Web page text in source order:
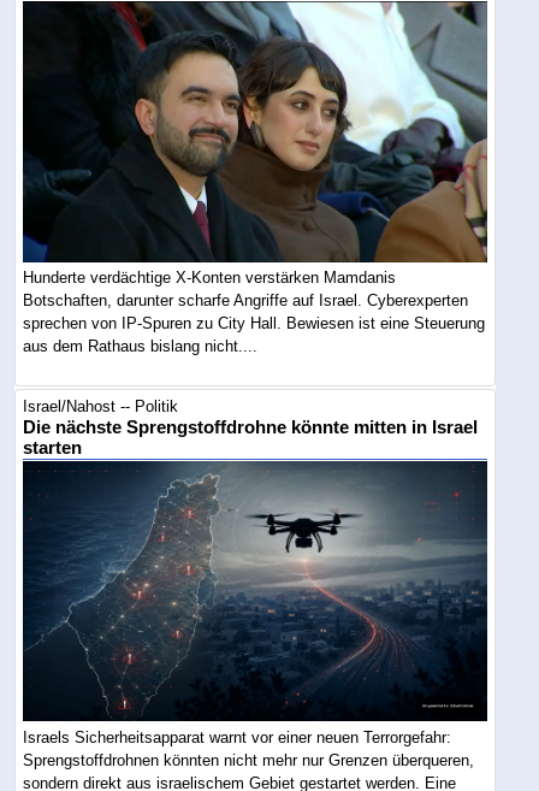
Hunderte verdächtige X-Konten verstärken Mamdanis
Botschaften, darunter scharfe Angriffe auf Israel. Cyberexperten
sprechen von IP-Spuren zu City Hall. Bewiesen ist eine Steuerung
aus dem Rathaus bislang nicht....
Israel/Nahost -- Politik
Die nächste Sprengstoffdrohne könnte mitten in Israel
starten
Israels Sicherheitsapparat warnt vor einer neuen Terrorgefahr:
Sprengstoffdrohnen könnten nicht mehr nur Grenzen überqueren,
sondern direkt aus israelischem Gebiet gestartet werden. Eine